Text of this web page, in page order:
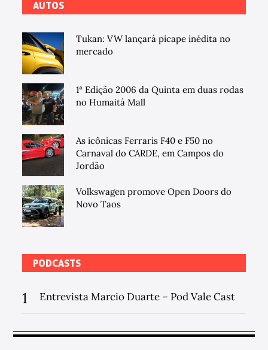
AUTOS
Tukan: VW lançará picape inédita no
mercado
1ª Edição 2006 da Quinta em duas rodas
no Humaitá Mall
As icônicas Ferraris F40 e F50 no
Carnaval do CARDE, em Campos do
Jordão
Volkswagen promove Open Doors do
Novo Taos
PODCASTS
1 Entrevista Marcio Duarte – Pod Vale Cast